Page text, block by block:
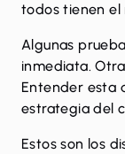
todos tienen el
Algunas
inmediata.
Entender esta
estrategia del
Estos son los